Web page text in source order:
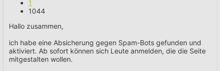
1
1044
Hallo zusammen,
ich habe eine Absicherung gegen Spam-Bots gefunden und
aktiviert. Ab sofort können sich Leute anmelden, die die Seite
mitgestalten wollen.